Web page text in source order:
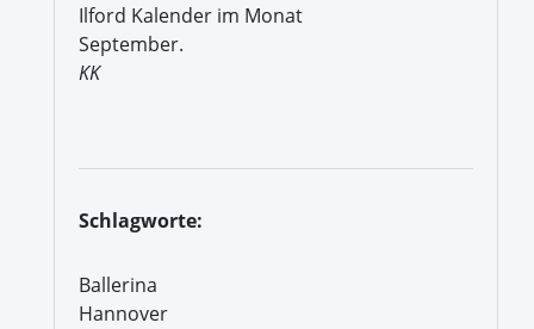
Ilford Kalender im Monat
September.
KK
Schlagworte:
Ballerina
Hannover